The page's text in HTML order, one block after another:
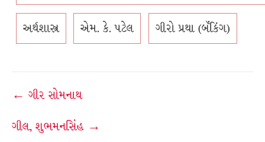
અર્થશાસ્ત્ર એમ. કે. પટેલ ગીરો પ્રથા (બૅંકિંગ)
Post
navigation
← ગીર સોમનાથ
ગીલ, શુભમનસિંહ →